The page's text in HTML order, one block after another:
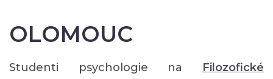
OLOMOUC
Studenti psychologie na Filozofické